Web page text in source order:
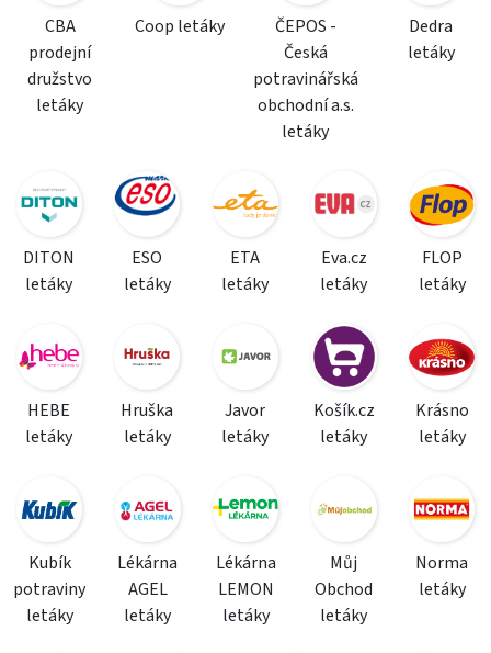
CBA
prodejní
družstvo
letáky
Coop letáky
ČEPOS -
Česká
potravinářská
obchodní a.s.
letáky
Dedra
letáky
DITON
letáky
ESO
letáky
ETA
letáky
Eva.cz
letáky
FLOP
letáky
HEBE
letáky
Hruška
letáky
Javor
letáky
Košík.cz
letáky
Krásno
letáky
Kubík
potraviny
letáky
Lékárna
AGEL
letáky
Lékárna
LEMON
letáky
Můj
Obchod
letáky
Norma
letáky